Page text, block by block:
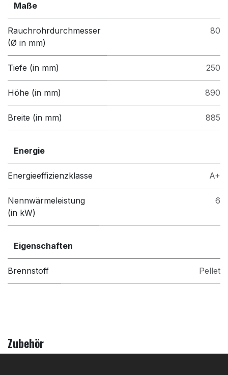
Maße
Rauchrohrdurchmesser
(Ø in mm)
80
Tiefe (in mm) 250
Höhe (in mm) 890
Breite (in mm) 885
Energie
Energieeffizienzklasse A+
Nennwärmeleistung
(in kW)
6
Eigenschaften
Brennstoff Pellet
Zubehör